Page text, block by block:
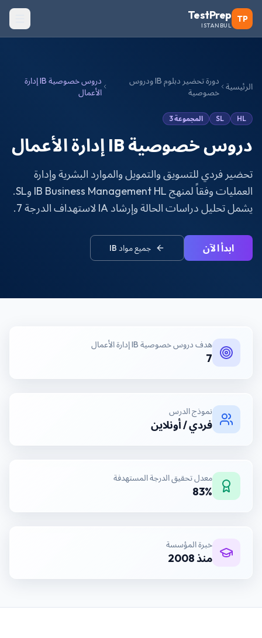
TP
TestPrep
ISTANBUL
الرئيسية
دورة تحضير دبلوم IB ودروس
خصوصية
دروس خصوصية IB إدارة
الأعمال
HL
SL المجموعة 3
دروس خصوصية IB إدارة الأعمال
تحضير فردي للتسويق والتمويل والموارد البشرية وإدارة
العمليات وفقاً لمنهج IB Business Management HL وSL.
يشمل تحليل دراسات الحالة وإرشاد IA لاستهداف الدرجة 7.
ابدأ الآن جميع مواد IB
هدف دروس خصوصية IB إدارة الأعمال
7
نموذج الدرس
فردي / أونلاين
معدل تحقيق الدرجة المستهدفة
83%
خبرة المؤسسة
منذ 2008